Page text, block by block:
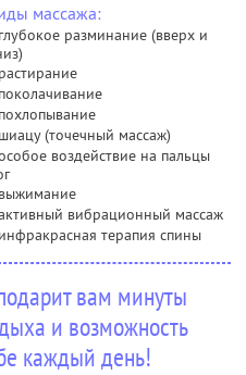
массажа:
глубокое разминание (вверх и
растирание
поколачивание
похлопывание
шиацу (точечный массаж)
воздействие на пальцы
выжимание
вибрационный массаж
инфракрасная терапия спины
вам минуты
и возможность
каждый день!